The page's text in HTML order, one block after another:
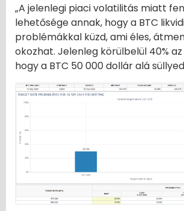
„A jelenlegi piaci volatilitás miatt
lehetősége annak, hogy a BTC
problémákkal küzd, ami éles,
okozhat. Jelenleg körülbelül 40%
hogy a BTC 50 000 dollár alá